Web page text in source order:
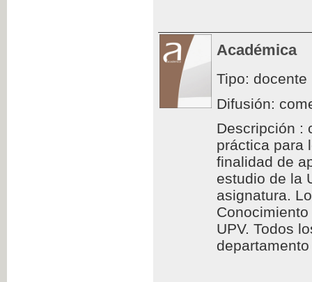
Académica
Tipo: docente
Difusión:
Descripción :
práctica para
finalidad de
estudio de la
asignatura.
UPV. Todos